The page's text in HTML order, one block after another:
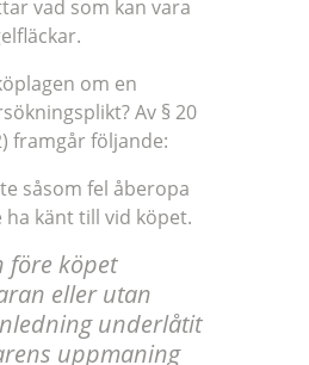
vad som kan vara
om en
Av § 20
framgår följande:
såsom fel åberopa
känt till vid köpet.
före köpet
eller utan
underlåtit
uppmaning